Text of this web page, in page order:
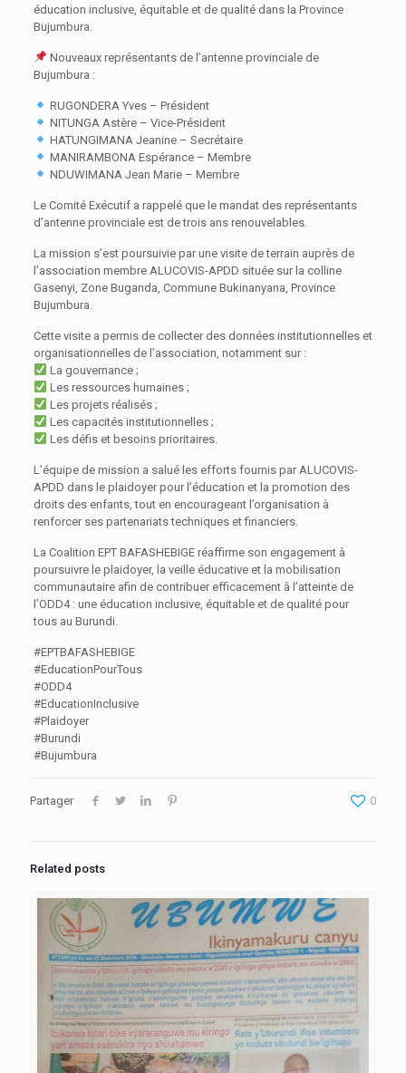
éducation inclusive, équitable et de qualité dans la Province
Bujumbura.
Nouveaux représentants de l’antenne provinciale de
Bujumbura :
RUGONDERA Yves – Président
NITUNGA Astère – Vice-Président
HATUNGIMANA Jeanine – Secrétaire
MANIRAMBONA Espérance – Membre
NDUWIMANA Jean Marie – Membre
Le Comité Exécutif a rappelé que le mandat des représentants
d’antenne provinciale est de trois ans renouvelables.
La mission s’est poursuivie par une visite de terrain auprès de
l’association membre ALUCOVIS-APDD située sur la colline
Gasenyi, Zone Buganda, Commune Bukinanyana, Province
Bujumbura.
Cette visite a permis de collecter des données institutionnelles et
organisationnelles de l’association, notamment sur :
La gouvernance ;
Les ressources humaines ;
Les projets réalisés ;
Les capacités institutionnelles ;
Les défis et besoins prioritaires.
L’équipe de mission a salué les efforts fournis par ALUCOVIS-
APDD dans le plaidoyer pour l’éducation et la promotion des
droits des enfants, tout en encourageant l’organisation à
renforcer ses partenariats techniques et financiers.
La Coalition EPT BAFASHEBIGE réaffirme son engagement à
poursuivre le plaidoyer, la veille éducative et la mobilisation
communautaire afin de contribuer efficacement à l’atteinte de
l’ODD4 : une éducation inclusive, équitable et de qualité pour
tous au Burundi.
#EPTBAFASHEBIGE
#EducationPourTous
#ODD4
#EducationInclusive
#Plaidoyer
#Burundi
#Bujumbura
Partager 0
Related posts